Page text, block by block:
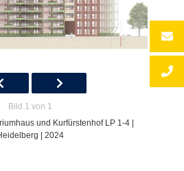
Bild 1 von 1
und Kurfürstenhof LP 1-4 |
| 2024